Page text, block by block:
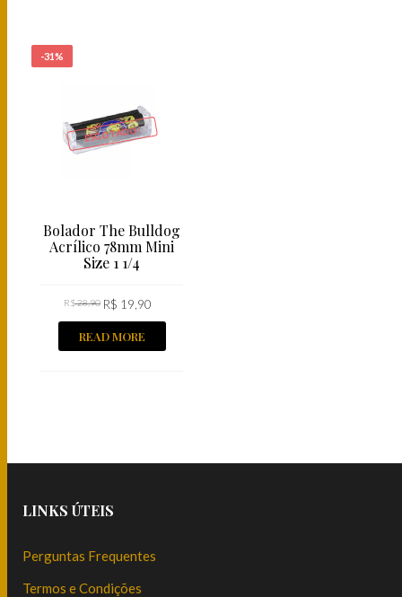
-31%
ESGOTADO!
Bolador The Bulldog
Acrílico 78mm Mini
Size 1 1/4
R$28,90 R$ 19,90
READ MORE
LINKS ÚTEIS
Perguntas Frequentes
Termos e Condições